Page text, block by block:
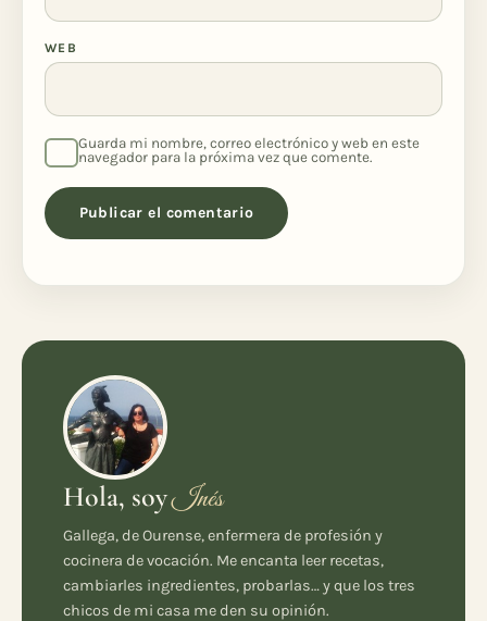
WEB
Guarda mi nombre, correo electrónico y web en este
navegador para la próxima vez que comente.
Hola, soyInés
Gallega, de Ourense, enfermera de profesión y
cocinera de vocación. Me encanta leer recetas,
cambiarles ingredientes, probarlas… y que los tres
chicos de mi casa me den su opinión.